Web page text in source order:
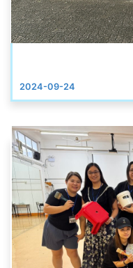
2024-09-24